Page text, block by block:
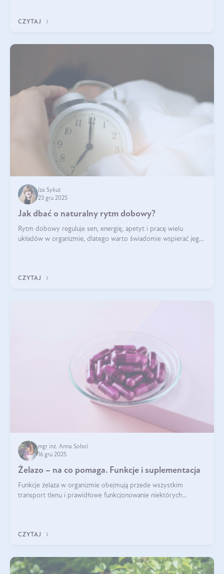
CZYTAJ
Iza Sykut
23 gru 2025
Jak dbać o naturalny rytm dobowy?
Rytm dobowy reguluje sen, energię, apetyt i pracę wielu
układów w organizmie, dlatego warto świadomie wspierać jego
CZYTAJ
mgr inż. Anna Sobol
16 gru 2025
Żelazo – na co pomaga. Funkcje i suplementacja
Funkcje żelaza w organizmie obejmują przede wszystkim
transport tlenu i prawidłowe funkcjonowanie niektórych
CZYTAJ